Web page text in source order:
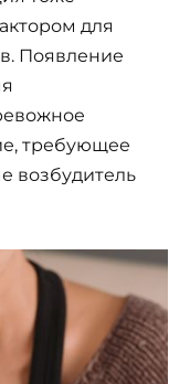
для
Появление
требующее
возбудитель